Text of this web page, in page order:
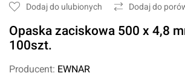
Dodaj do ulubionych Dodaj do
Opaska zaciskowa 500 x 4,8
100szt.
Producent: EWNAR